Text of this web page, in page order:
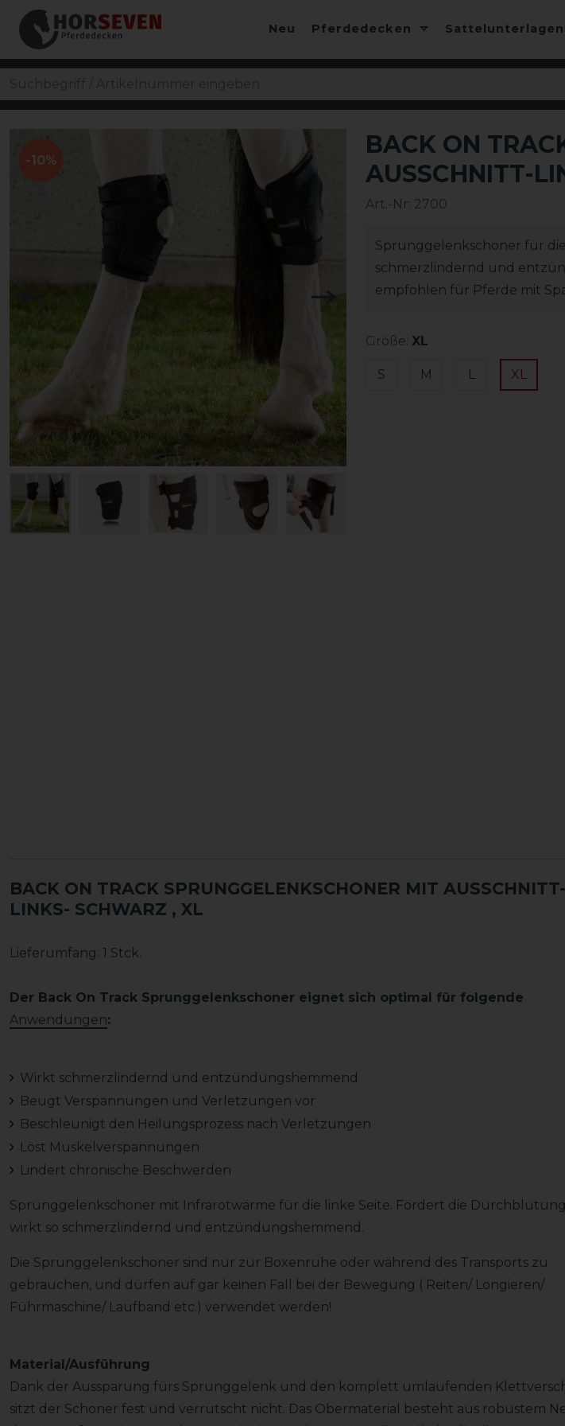
Neu Pferdedecken Sattelunterlagen
-10%
BACK ON
AUSSCHNITT-
Art.-Nr: 2700
Sprunggelenkschoner für
schmerzlindernd und
empfohlen für Pferde mit
Größe: XL
S M L XL
BACK ON TRACK SPRUNGGELENKSCHONER MIT AUSSCHNITT-
LINKS- SCHWARZ , XL
Lieferumfang: 1 Stck.
Der Back On Track Sprunggelenkschoner eignet sich optimal für folgende
Anwendungen:
Wirkt schmerzlindernd und entzündungshemmend
Beugt Verspannungen und Verletzungen vor
Beschleunigt den Heilungsprozess nach Verletzungen
Löst Muskelverspannungen
Lindert chronische Beschwerden
Sprunggelenkschoner mit Infrarotwärme für die linke Seite. Fördert die
wirkt so schmerzlindernd und entzündungshemmend.
Die Sprunggelenkschoner sind nur zur Boxenruhe oder während des Transports zu
gebrauchen, und dürfen auf gar keinen Fall bei der Bewegung ( Reiten/ Longieren/
Führmaschine/ Laufband etc.) verwendet werden!
Material/Ausführung
Dank der Aussparung fürs Sprunggelenk und den komplett umlaufenden
sitzt der Schoner fest und verrutscht nicht. Das Obermaterial besteht aus robustem